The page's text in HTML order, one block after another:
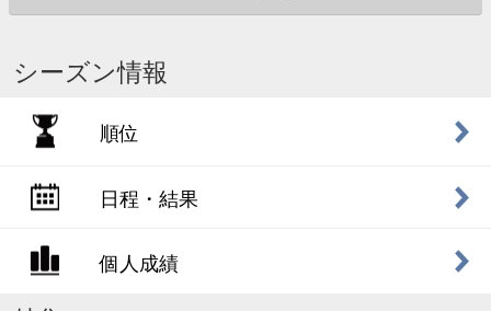
シーズン情報
順位
日程・結果
個人成績